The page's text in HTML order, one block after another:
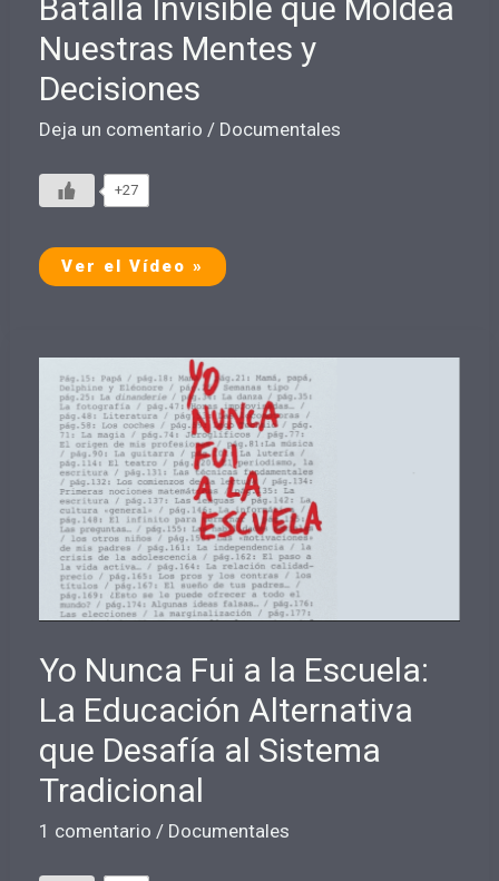
Batalla Invisible que Moldea
Nuestras Mentes y
Decisiones
Deja un comentario / Documentales
+27
La
3ª
que
Moldea
Nuestras
Mentes
y
Decisiones
Ver el Vídeo »
Yo Nunca Fui a la Escuela:
La Educación Alternativa
que Desafía al Sistema
Tradicional
1 comentario / Documentales